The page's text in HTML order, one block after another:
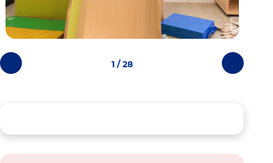
Photos
précédentes
Photos
suivantes
1 / 28